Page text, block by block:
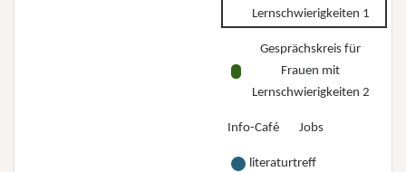
Lernschwierigkeiten 1
Gesprächskreis für
Frauen mit
Lernschwierigkeiten 2
Info-Café Jobs
literaturtreff